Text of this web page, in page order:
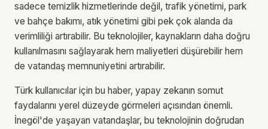
sadece temizlik hizmetlerinde değil, trafik yönetimi, park
ve bahçe bakımı, atık yönetimi gibi pek çok alanda da
verimliliği artırabilir. Bu teknolojiler, kaynakların daha doğru
kullanılmasını sağlayarak hem maliyetleri düşürebilir hem
de vatandaş memnuniyetini artırabilir.
Türk kullanıcılar için bu haber, yapay zekanın somut
faydalarını yerel düzeyde görmeleri açısından önemli.
İnegöl'de yaşayan vatandaşlar, bu teknolojinin doğrudan